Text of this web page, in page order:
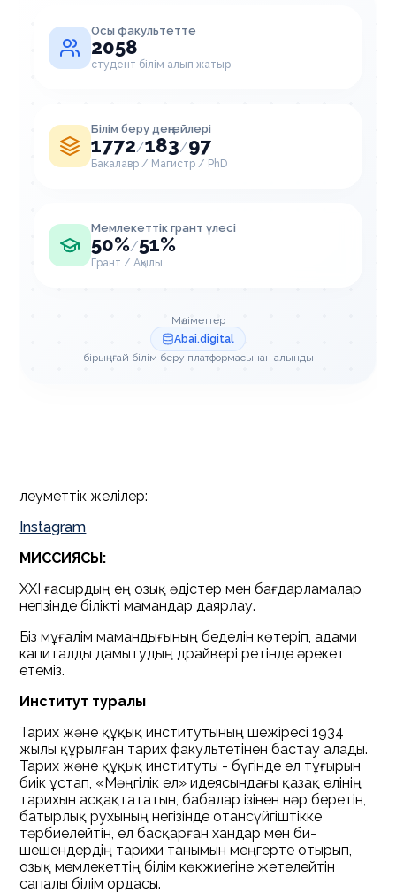
Осы факультетте
2058
студент білім алып жатыр
Білім беру деңгейлері
1772/183/97
Бакалавр / Магистр / PhD
Мемлекеттік грант үлесі
50%/51%
Грант / Ақылы
Мәліметтер
Abai.digital
бірыңғай білім беру платформасынан алынды
Әлеуметтік желілер:
Instagram
МИССИЯСЫ:
XXI ғасырдың ең озық әдістер мен бағдарламалар
негізінде білікті мамандар даярлау.
Біз мұғалім мамандығының беделін көтеріп, адами
капиталды дамытудың драйвері ретінде әрекет
етеміз.
Институт туралы
Тарих және құқық институтының шежіресі 1934
жылы құрылған тарих факультетінен бастау алады.
Тарих және құқық институты - бүгінде ел тұғырын
биік ұстап, «Мәңгілік ел» идеясындағы қазақ елінің
тарихын асқақтататын, бабалар ізінен нәр беретін,
батырлық рухының негізінде отансүйгіштікке
тәрбиелейтін, ел басқарған хандар мен би-
шешендердің тарихи танымын меңгерте отырып,
озық мемлекеттің білім көкжиегіне жетелейтін
сапалы білім ордасы.